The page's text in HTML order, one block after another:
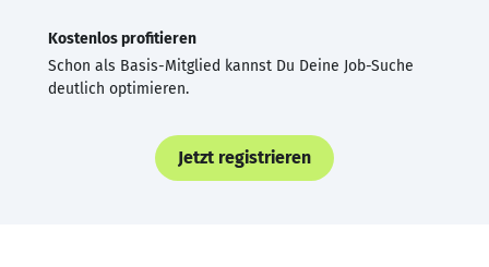
Kostenlos profitieren
Schon als Basis-Mitglied kannst Du Deine Job-Suche
deutlich optimieren.
Jetzt registrieren